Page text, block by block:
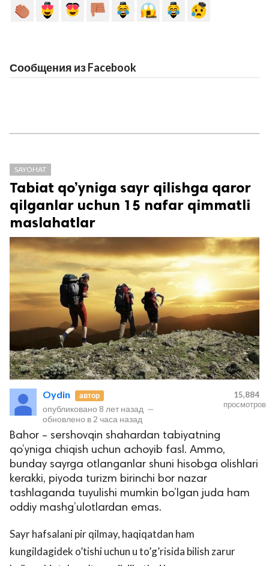
Сообщения из Facebook
SAYOHAT
Tabiat qo’yniga sayr qilishga qaror
qilganlar uchun 15 nafar qimmatli
maslahatlar
Oydin автор
опубликовано 8 лет назад —
обновлено в 2 часа назад
15,884
просмотров
Bahor – sershovqin shahardan tabiyatning
qo’yniga chiqish uchun achoyib fasl. Ammo,
bunday sayrga otlanganlar shuni hisobga olishlari
kerakki, piyoda turizm birinchi bor nazar
tashlaganda tuyulishi mumkin bo’lgan juda ham
oddiy mashg’ulotlardan emas.
Sayr hafsalani pir qilmay, haqiqatdan ham
kungildagidek o’tishi uchun u to’g’risida bilish zarur